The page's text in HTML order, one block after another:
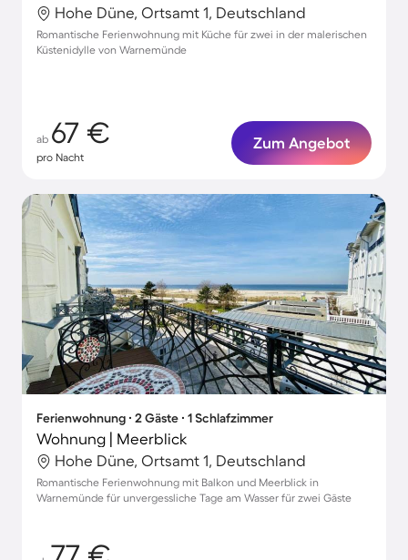
Hohe Düne, Ortsamt 1, Deutschland
Romantische Ferienwohnung mit Küche für zwei in der malerischen
Küstenidylle von Warnemünde
ab 67 €
pro Nacht
Zum Angebot
Ferienwohnung ∙ 2 Gäste ∙ 1 Schlafzimmer
Wohnung | Meerblick
Hohe Düne, Ortsamt 1, Deutschland
Romantische Ferienwohnung mit Balkon und Meerblick in
Warnemünde für unvergessliche Tage am Wasser für zwei Gäste